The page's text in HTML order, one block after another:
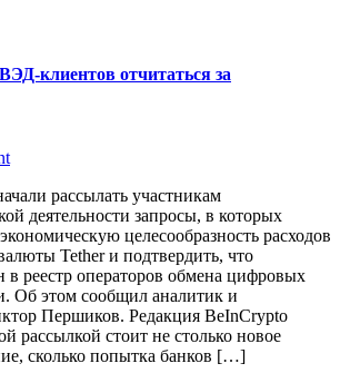
клиентов отчитаться за
рассылать участникам
деятельности запросы, в которых
целесообразность расходов
Tether и подтвердить, что
в реестр операторов обмена цифровых
Об этом сообщил аналитик и
Першиков. Редакция BeInCrypto
рассылкой стоит не столько новое
сколько попытка банков […]